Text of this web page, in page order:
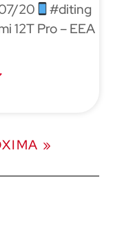
20
#diting
12T Pro – EEA
»